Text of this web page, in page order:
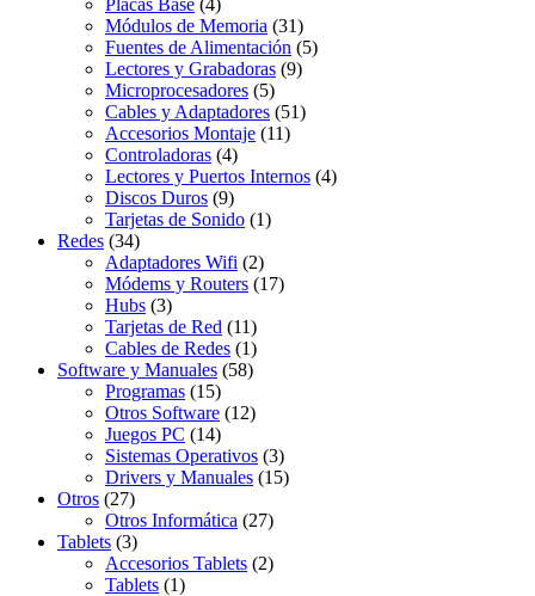
Módulos de Memoria (31)
Fuentes de Alimentación (5)
Lectores y Grabadoras (9)
Microprocesadores (5)
Cables y Adaptadores (51)
Accesorios Montaje (11)
Controladoras (4)
Lectores y Puertos Internos (4)
Discos Duros (9)
Tarjetas de Sonido (1)
Redes (34)
Adaptadores Wifi (2)
Módems y Routers (17)
Hubs (3)
Tarjetas de Red (11)
Cables de Redes (1)
Software y Manuales (58)
Programas (15)
Otros Software (12)
Juegos PC (14)
Sistemas Operativos (3)
Drivers y Manuales (15)
Otros (27)
Otros Informática (27)
Tablets (3)
Accesorios Tablets (2)
Tablets (1)